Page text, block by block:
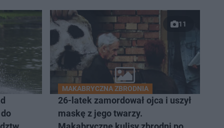
11
MAKABRYCZNA ZBRODNIA
26-latek zamordował ojca i uszył
maskę z jego twarzy.